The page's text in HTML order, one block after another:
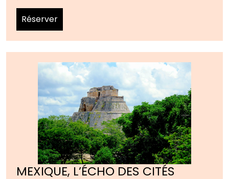
Réserver
MEXIQUE, L’ÉCHO DES CITÉS